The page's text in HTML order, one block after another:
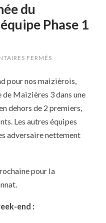
du
Phase 1
FERMÉS
4ÈME
JOURNÉE
DU
PAR
PHASE
1
–
pour nos maizièrois,
Maizières 3 dans une
dehors de 2 premiers,
Les autres équipes
adversaire nettement
pour la
end :